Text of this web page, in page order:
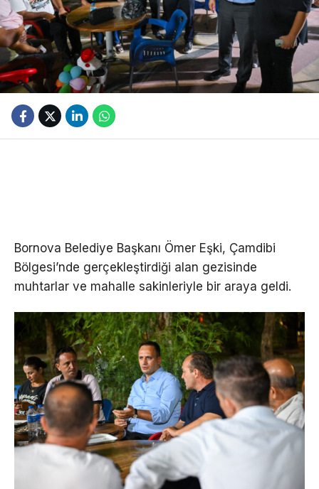
Bornova Belediye Başkanı Ömer Eşki, Çamdibi
Bölgesi’nde gerçekleştirdiği alan gezisinde
muhtarlar ve mahalle sakinleriyle bir araya geldi.